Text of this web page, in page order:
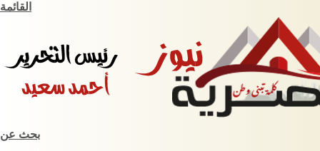
القائمة
بحث عن